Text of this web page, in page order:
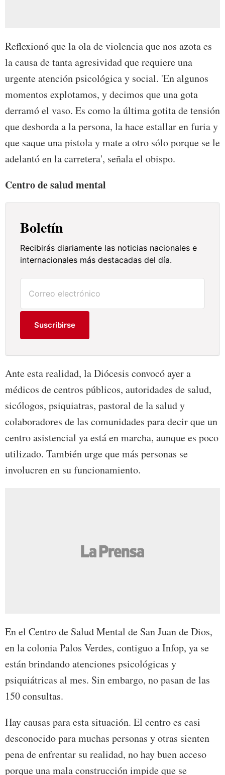
Reflexionó que la ola de violencia que nos azota es
la causa de tanta agresividad que requiere una
urgente atención psicológica y social. 'En algunos
momentos explotamos, y decimos que una gota
derramó el vaso. Es como la última gotita de tensión
que desborda a la persona, la hace estallar en furia y
que saque una pistola y mate a otro sólo porque se le
adelantó en la carretera', señala el obispo.
Centro de salud mental
Boletín
Recibirás diariamente las noticias nacionales e
internacionales más destacadas del día.
Suscribirse
Ante esta realidad, la Diócesis convocó ayer a
médicos de centros públicos, autoridades de salud,
sicólogos, psiquiatras, pastoral de la salud y
colaboradores de las comunidades para decir que un
centro asistencial ya está en marcha, aunque es poco
utilizado. También urge que más personas se
involucren en su funcionamiento.
En el Centro de Salud Mental de San Juan de Dios,
en la colonia Palos Verdes, contiguo a Infop, ya se
están brindando atenciones psicológicas y
psiquiátricas al mes. Sin embargo, no pasan de las
150 consultas.
Hay causas para esta situación. El centro es casi
desconocido para muchas personas y otras sienten
pena de enfrentar su realidad, no hay buen acceso
porque una mala construcción impide que se